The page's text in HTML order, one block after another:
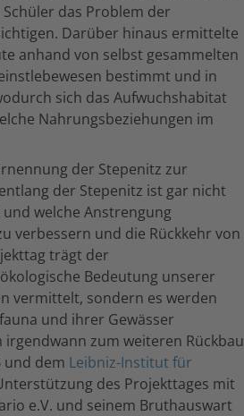
das Problem der
Darüber hinaus ermittelte
anhand von selbst gesammelten
bestimmt und in
sich das Aufwuchshabitat
Nahrungsbeziehungen im
der Stepenitz zur
der Stepenitz ist gar nicht
welche Anstrengung
verbessern und die Rückkehr von
trägt der
Bedeutung unserer
vermittelt, sondern es werden
und ihrer Gewässer
zum weiteren Rückbau
und dem Leibniz-Institut für
des Projekttages mit
e.V. und seinem Bruthauswart